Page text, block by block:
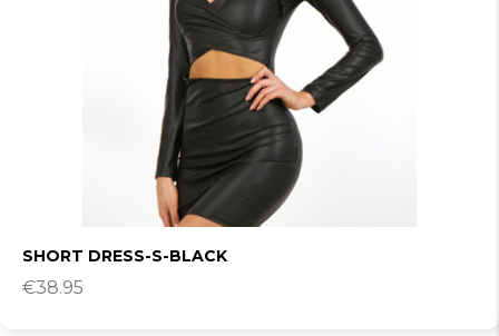
SHORT DRESS-S-BLACK
€38.95